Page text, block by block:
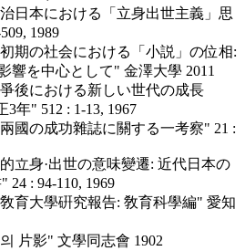
日本における「立身出世主義」思
1989
期の社会における「小説」の位相:
響を中心として" 金澤大學 2011
後における新しい世代の成長
3年" 512 : 1-13, 1967
國の成功雜誌に關する一考察" 21 :
立身·出世の意味變遷: 近代日本の
24 : 94-110, 1969
育大學硏究報告: 敎育科學編" 愛知
片影" 文學同志會 1902